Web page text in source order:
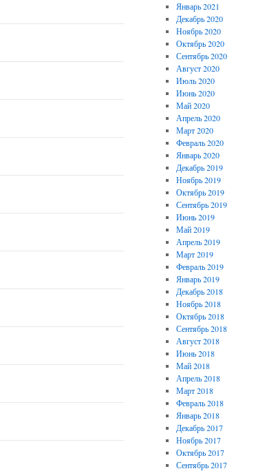
Январь 2021
Декабрь 2020
Ноябрь 2020
Октябрь 2020
Сентябрь 2020
Август 2020
Июль 2020
Июнь 2020
Май 2020
Апрель 2020
Март 2020
Февраль 2020
Январь 2020
Декабрь 2019
Ноябрь 2019
Октябрь 2019
Сентябрь 2019
Июнь 2019
Май 2019
Апрель 2019
Март 2019
Февраль 2019
Январь 2019
Декабрь 2018
Ноябрь 2018
Октябрь 2018
Сентябрь 2018
Август 2018
Июнь 2018
Май 2018
Апрель 2018
Март 2018
Февраль 2018
Январь 2018
Декабрь 2017
Ноябрь 2017
Октябрь 2017
Сентябрь 2017